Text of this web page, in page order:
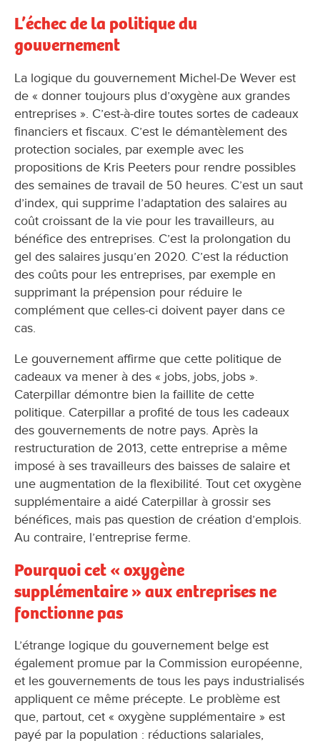
L’échec de la politique du
gouvernement
La logique du gouvernement Michel-De Wever est
de « donner toujours plus d’oxygène aux grandes
entreprises ». C’est-à-dire toutes sortes de cadeaux
financiers et fiscaux. C’est le démantèlement des
protection sociales, par exemple avec les
propositions de Kris Peeters pour rendre possibles
des semaines de travail de 50 heures. C’est un saut
d’index, qui supprime l’adaptation des salaires au
coût croissant de la vie pour les travailleurs, au
bénéfice des entreprises. C’est la prolongation du
gel des salaires jusqu’en 2020. C’est la réduction
des coûts pour les entreprises, par exemple en
supprimant la prépension pour réduire le
complément que celles-ci doivent payer dans ce
cas.
Le gouvernement affirme que cette politique de
cadeaux va mener à des « jobs, jobs, jobs ».
Caterpillar démontre bien la faillite de cette
politique. Caterpillar a profité de tous les cadeaux
des gouvernements de notre pays. Après la
restructuration de 2013, cette entreprise a même
imposé à ses travailleurs des baisses de salaire et
une augmentation de la flexibilité. Tout cet oxygène
supplémentaire a aidé Caterpillar à grossir ses
bénéfices, mais pas question de création d’emplois.
Au contraire, l’entreprise ferme.
Pourquoi cet « oxygène
supplémentaire » aux entreprises ne
fonctionne pas
L’étrange logique du gouvernement belge est
également promue par la Commission européenne,
et les gouvernements de tous les pays industrialisés
appliquent ce même précepte. Le problème est
que, partout, cet « oxygène supplémentaire » est
payé par la population : réductions salariales,